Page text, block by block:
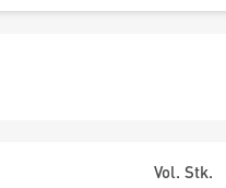
Vol. Stk.